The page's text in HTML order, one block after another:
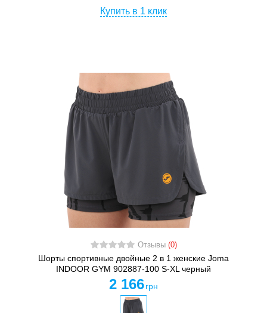
Купить в 1 клик
Отзывы (0)
Шорты спортивные двойные 2 в 1 женские Joma
INDOOR GYM 902887-100 S-XL черный
2 166 грн